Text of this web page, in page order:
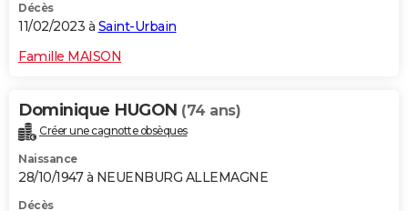
Décès
11/02/2023 à Saint-Urbain
Famille MAISON
Dominique HUGON (74 ans)
Créer une cagnotte obsèques
Naissance
28/10/1947 à NEUENBURG ALLEMAGNE
Décès